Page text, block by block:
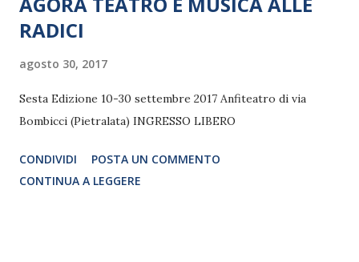
RADICI
agosto 30, 2017
Sesta Edizione 10-30 settembre 2017 Anfiteatro di via
Bombicci (Pietralata) INGRESSO LIBERO
CONDIVIDI
POSTA UN COMMENTO
CONTINUA A LEGGERE